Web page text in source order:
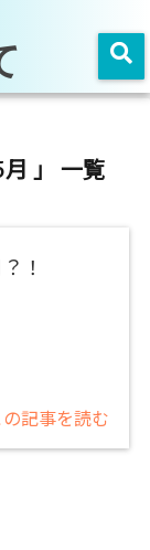
月 」 一覧
！
の記事を読む